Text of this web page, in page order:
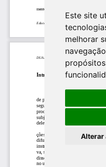
Este site
melhorar
Alterar